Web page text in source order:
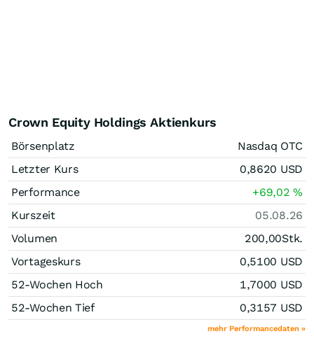
Crown Equity Holdings Aktienkurs
Börsenplatz
Nasdaq OTC
Letzter Kurs
0,8620 USD
Performance
+69,02%
Kurszeit
05.08.26
Volumen
200,00Stk.
Vortageskurs
0,5100 USD
52-Wochen Hoch
1,7000 USD
52-Wochen Tief
0,3157 USD
mehr Performancedaten »